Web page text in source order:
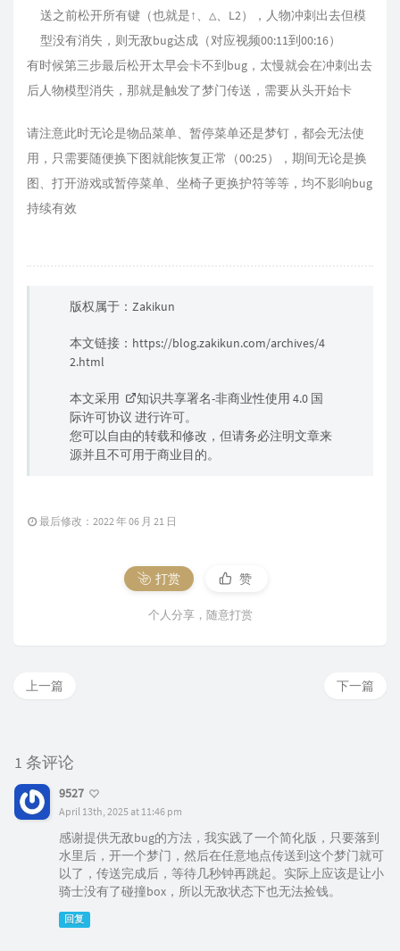
送之前松开所有键（也就是↑、△、L2），人物冲刺出去但模
型没有消失，则无敌bug达成（对应视频00:11到00:16）
有时候第三步最后松开太早会卡不到bug，太慢就会在冲刺出去
后人物模型消失，那就是触发了梦门传送，需要从头开始卡
请注意此时无论是物品菜单、暂停菜单还是梦钉，都会无法使
用，只需要随便换下图就能恢复正常（00:25），期间无论是换
图、打开游戏或暂停菜单、坐椅子更换护符等等，均不影响bug
持续有效
版权属于：Zakikun
本文链接： https://blog.zakikun.com/archives/4
2.html
本文采用
知识共享署名-非商业性使用 4.0 国
际许可协议 进行许可。
您可以自由的转载和修改，但请务必注明文章来
源并且不可用于商业目的。
最后修改：2022 年 06 月 21 日
打赏 赞
个人分享，随意打赏
下一篇
上一篇
1 条评论
9527
April 13th, 2025 at 11:46 pm
感谢提供无敌bug的方法，我实践了一个简化版，只要落到
水里后，开一个梦门，然后在任意地点传送到这个梦门就可
以了，传送完成后，等待几秒钟再跳起。实际上应该是让小
骑士没有了碰撞box，所以无敌状态下也无法捡钱。
回复